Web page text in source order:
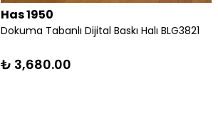
Has 1950
Dokuma Tabanlı Dijital Baskı Halı BLG3821
₺ 3,680.00